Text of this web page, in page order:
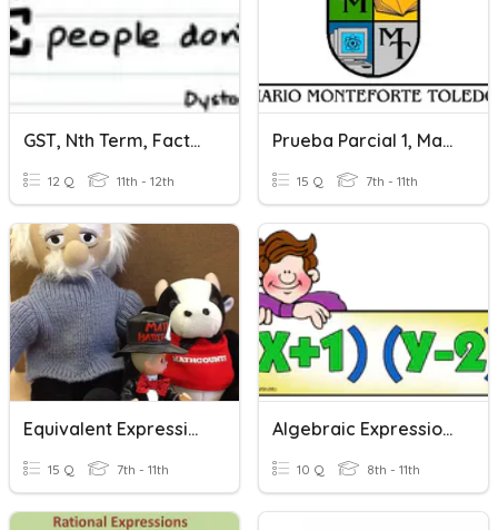
GST, Nth Term, Factorial
12 Q 11th - 12th
Prueba Parcial 1, Matemática 6to. Magisterio
15 Q 7th - 11th
Equivalent Expressions
15 Q 7th - 11th
Algebraic Expressions
10 Q 8th - 11th